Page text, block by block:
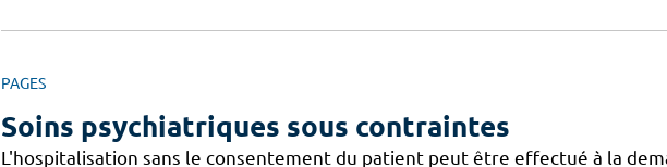
PAGES
Soins psychiatriques sous contraintes
L'hospitalisation sans le consentement du patient peut être effectué à la